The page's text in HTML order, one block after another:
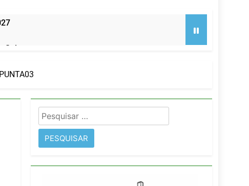
Sul
do Wyndham São Paulo Ibirapuera
PUNTA03
Pesquisar
por: